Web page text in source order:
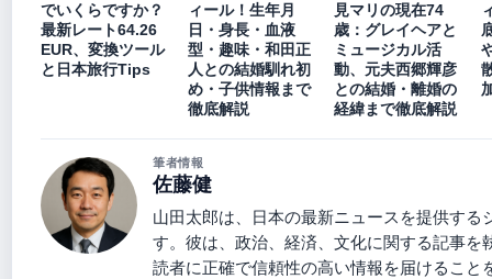
でいくらですか？
最新レート64.26
EUR、変換ツール
と日本旅行Tips
ィール！生年月
日・身長・血液
型・趣味・和田正
人との結婚馴れ初
め・子供情報まで
徹底解説
見マリの現在74
歳：グレイヘアと
ミュージカル活
動、元夫西郷輝彦
との結婚・離婚の
経緯まで徹底解説
筆者情報
佐藤健
山田太郎は、日本の最新ニュースを提供する
す。彼は、政治、経済、文化に関する記事を
読者に正確で信頼性の高い情報を届けること